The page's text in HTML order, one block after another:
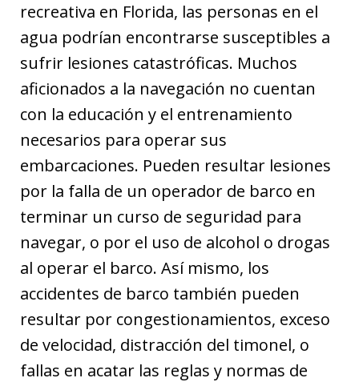
recreativa en Florida, las personas en el
agua podrían encontrarse susceptibles a
sufrir lesiones catastróficas. Muchos
aficionados a la navegación no cuentan
con la educación y el entrenamiento
necesarios para operar sus
embarcaciones. Pueden resultar lesiones
por la falla de un operador de barco en
terminar un curso de seguridad para
navegar, o por el uso de alcohol o drogas
al operar el barco. Así mismo, los
accidentes de barco también pueden
resultar por congestionamientos, exceso
de velocidad, distracción del timonel, o
fallas en acatar las reglas y normas de